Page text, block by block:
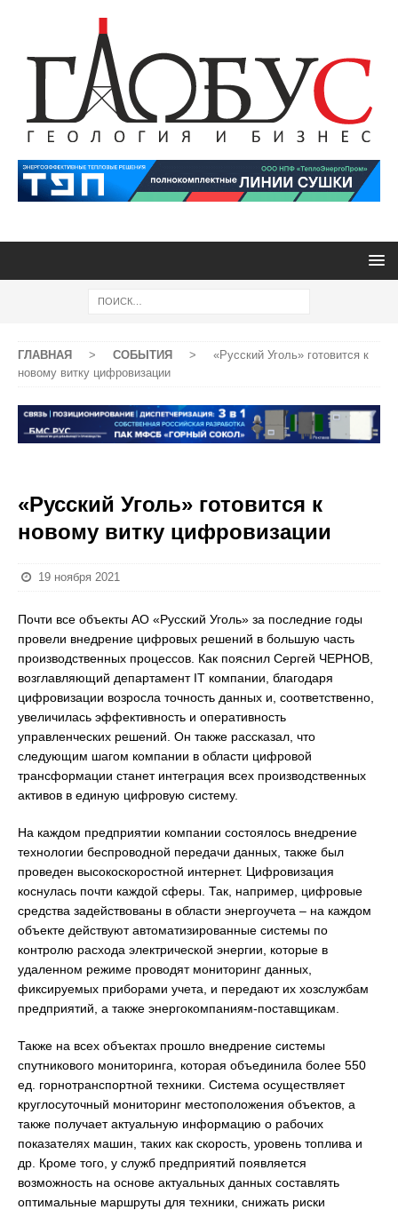
ГЛАВНАЯ > СОБЫТИЯ >
«Русский Уголь» готовится к
новому витку цифровизации
«Русский Уголь» готовится к
новому витку цифровизации
19 ноября 2021
Почти все объекты АО «Русский Уголь» за последние годы
провели внедрение цифровых решений в большую часть
производственных процессов. Как пояснил Сергей ЧЕРНОВ,
возглавляющий департамент IT компании, благодаря
цифровизации возросла точность данных и, соответственно,
увеличилась эффективность и оперативность
управленческих решений. Он также рассказал, что
следующим шагом компании в области цифровой
трансформации станет интеграция всех производственных
активов в единую цифровую систему.
На каждом предприятии компании состоялось внедрение
технологии беспроводной передачи данных, также был
проведен высокоскоростной интернет. Цифровизация
коснулась почти каждой сферы. Так, например, цифровые
средства задействованы в области энергоучета – на каждом
объекте действуют автоматизированные системы по
контролю расхода электрической энергии, которые в
удаленном режиме проводят мониторинг данных,
фиксируемых приборами учета, и передают их хозслужбам
предприятий, а также энергокомпаниям-поставщикам.
Также на всех объектах прошло внедрение системы
спутникового мониторинга, которая объединила более 550
ед. горнотранспортной техники. Система осуществляет
круглосуточный мониторинг местоположения объектов, а
также получает актуальную информацию о рабочих
показателях машин, таких как скорость, уровень топлива и
др. Кроме того, у служб предприятий появляется
возможность на основе актуальных данных составлять
оптимальные маршруты для техники, снижать риски